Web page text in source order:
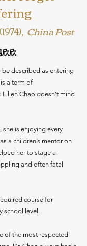
China Post
欣欣
described as entering
a term of
Chao doesn’t mind
she is enjoying every
a children’s mentor on
her to stage a
and often fatal
course for
school level.
of the most respected